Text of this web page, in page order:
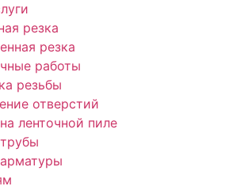
резка
резка
работы
резьбы
отверстий
ленточной пиле